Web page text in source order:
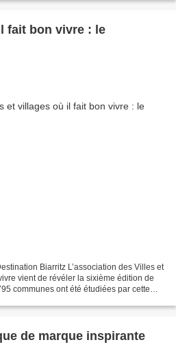
fait bon vivre : le
Biarritz L’association des Villes et
vient de révéler la sixième édition de
communes ont été étudiées par cette
de marque inspirante